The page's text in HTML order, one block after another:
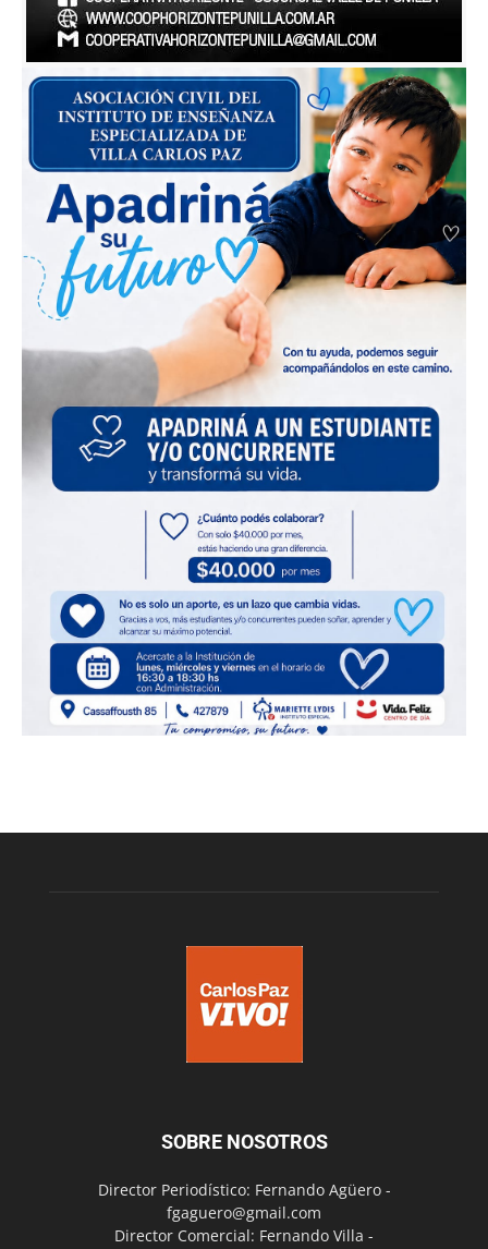
SOBRE NOSOTROS
Director Periodístico: Fernando Agüero -
fgaguero@gmail.com
Director Comercial: Fernando Villa -